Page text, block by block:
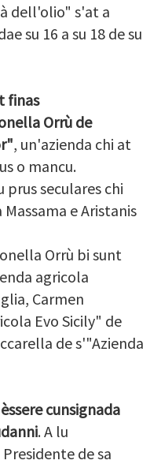
dell'olio" s'at a
su 16 a su 18 de su
finas
Orrù de
", un'azienda chi at
o mancu.
prus seculares chi
Massama e Aristanis
Orrù bi sunt
agricola
, Carmen
Evo Sicily" de
des'"Azienda
cunsignada
. A lu
de sa